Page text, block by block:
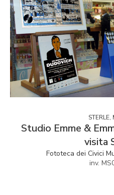
Studio Emme &
visita
Fototeca dei Civici
inv.